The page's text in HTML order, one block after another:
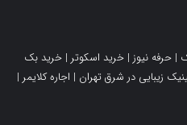
| حرفه نیوز | خرید اسکوتر | خرید بک
زیبایی در شرق تهران | اجاره کلایمر |